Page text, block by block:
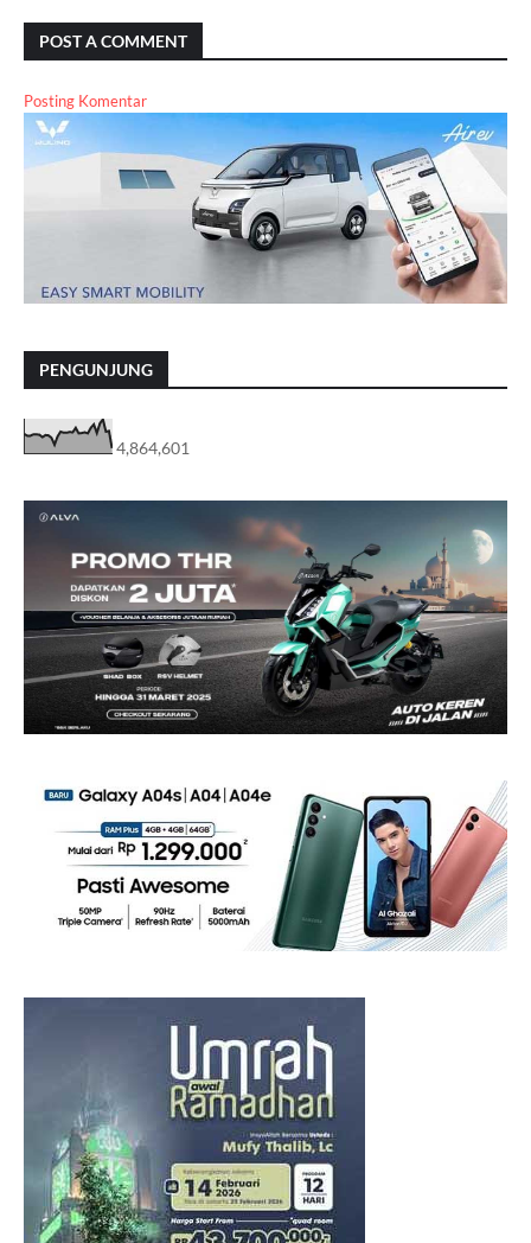
POST A COMMENT
Posting Komentar
PENGUNJUNG
4,864,601